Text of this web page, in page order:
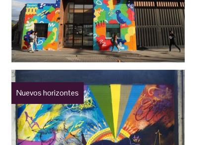
Nuevos horizontes